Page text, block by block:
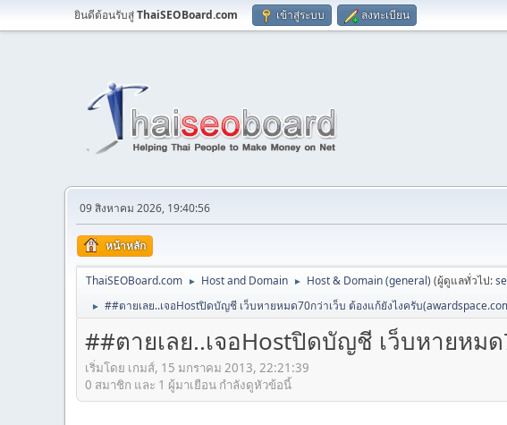
ยินดีต้อนรับสู่ThaiSEOBoard.com เข้าสู่ระบบ ลงทะเบียน
09 สิงหาคม 2026, 19:40:56
หน้าหลัก
ThaiSEOBoard.com ► Host and Domain ► Host & Domain (general) (ผู้ดูแลทั่วไป:
► ##ตายเลย..เจอHostปิดบัญชี เว็บหายหมด70กว่าเว็บ ต้องแก้ยังไงครับ
##ตายเลย..เจอHostปิดบัญชี เว็บหายหม
เริ่มโดย เกมส์, 15 มกราคม 2013, 22:21:39
0 สมาชิก และ 1 ผู้มาเยือน กำลังดูหัวข้อนี้